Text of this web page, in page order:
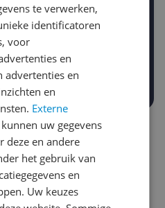
Gewenste prijs
aanzetten
geschreven
wil je graag je mening
met het schrijven van je
te verwerken,
identificatoren
voor
en
advertenties en
en
Externe
kunnen uw gegevens
deze en andere
het gebruik van
en
Uw keuzes